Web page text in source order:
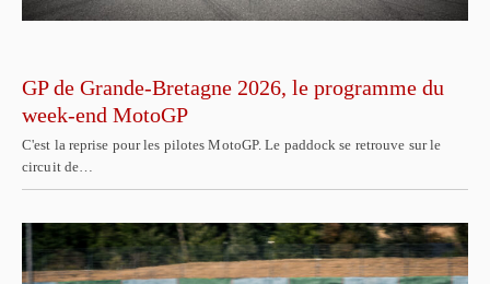
GP de Grande-Bretagne 2026, le programme du
week-end MotoGP
C'est la reprise pour les pilotes MotoGP. Le paddock se retrouve sur le
circuit de…